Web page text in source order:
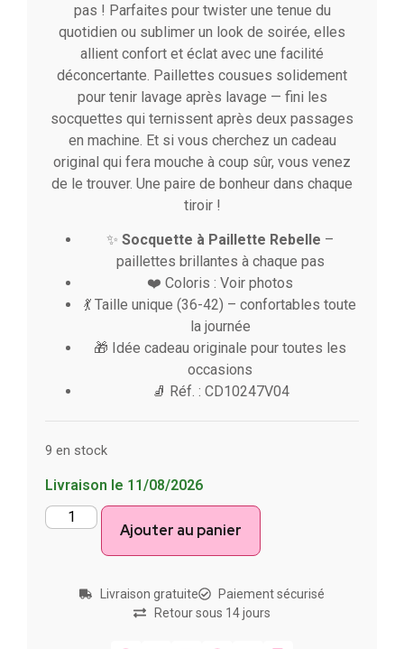
pas ! Parfaites pour twister une tenue du
quotidien ou sublimer un look de soirée, elles
allient confort et éclat avec une facilité
déconcertante. Paillettes cousues solidement
pour tenir lavage après lavage — fini les
socquettes qui ternissent après deux passages
en machine. Et si vous cherchez un cadeau
original qui fera mouche à coup sûr, vous venez
de le trouver. Une paire de bonheur dans chaque
tiroir !
✨ Socquette à Paillette Rebelle –
paillettes brillantes à chaque pas
❤️ Coloris : Voir photos
💃 Taille unique (36-42) – confortables toute
la journée
🎁 Idée cadeau originale pour toutes les
occasions
🧦 Réf. : CD10247V04
9 en stock
Livraison le 11/08/2026
Ajouter au panier
Livraison gratuite
Paiement sécurisé
Retour sous 14 jours